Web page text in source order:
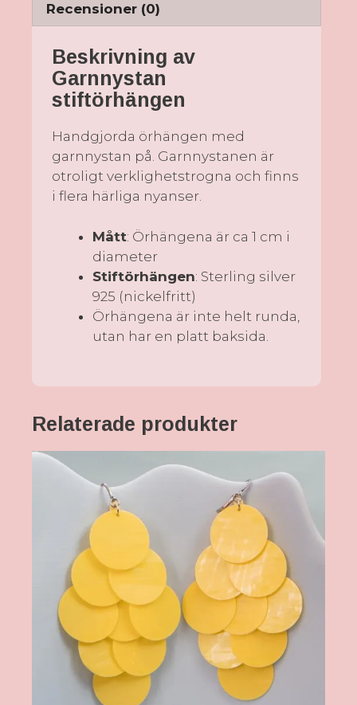
Recensioner (0)
Beskrivning av
Garnnystan
stiftörhängen
Handgjorda örhängen med
garnnystan på. Garnnystanen är
otroligt verklighetstrogna och finns
i flera härliga nyanser.
Mått: Örhängena är ca 1 cm i
diameter
Stiftörhängen: Sterling silver
925 (nickelfritt)
Örhängena är inte helt runda,
utan har en platt baksida.
Relaterade produkter